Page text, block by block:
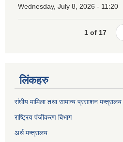
Wednesday, July 8, 2026 - 11:20
1 of 17
लिंकहरु
संघीय मामिला तथा सामान्य प्रसाशन मन्त्रालय
राष्ट्रिय पंजीकरण बिभाग
अर्थ मन्त्रालय